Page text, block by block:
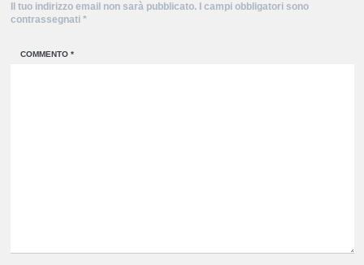
Il tuo indirizzo email non sarà pubblicato.
I campi obbligatori sono
contrassegnati *
COMMENTO *